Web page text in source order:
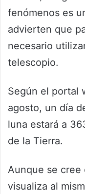
fenómenos es
advierten que
necesario
telescopio.
Según el portal
agosto, un día
luna estará a
de la Tierra.
Aunque se cree
visualiza al